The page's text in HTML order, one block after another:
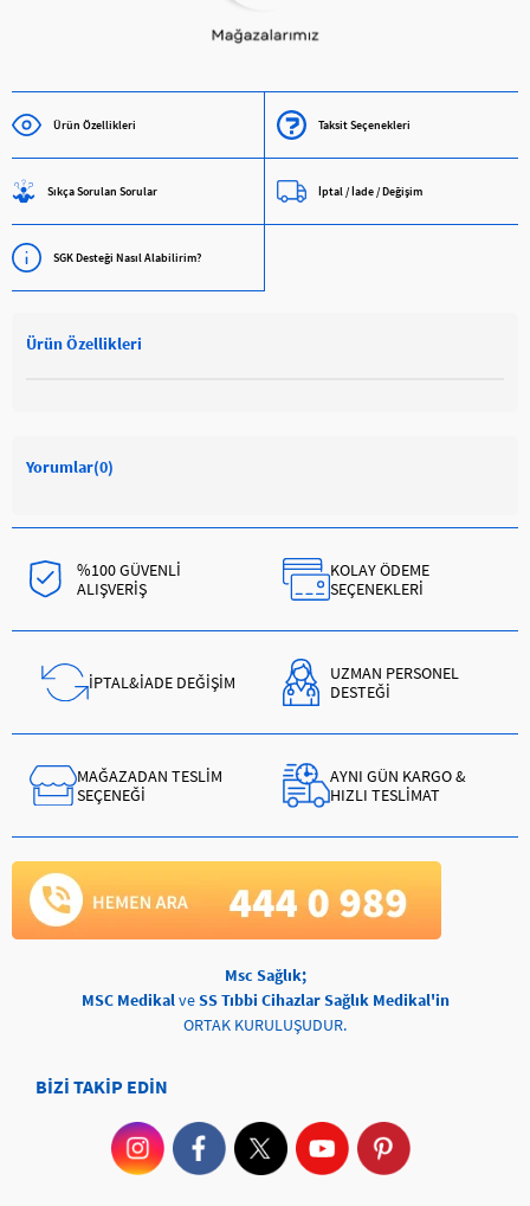
Ürün Özellikleri Taksit Seçenekleri
Sıkça Sorulan Sorular İptal / İade / Değişim
SGK Desteği Nasıl Alabilirim?
Ürün Özellikleri
Yorumlar(0)
%100 GÜVENLİ
ALIŞVERİŞ
KOLAY ÖDEME
SEÇENEKLERİ
İPTAL&İADE DEĞİŞİM
UZMAN PERSONEL
DESTEĞİ
MAĞAZADAN TESLİM
SEÇENEĞİ
AYNI GÜN KARGO &
HIZLI TESLİMAT
Msc Sağlık;
MSC MedikalveSS Tıbbi Cihazlar Sağlık Medikal'in
ORTAK KURULUŞUDUR.
BİZİ TAKİP EDİN